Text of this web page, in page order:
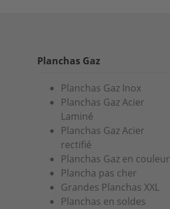
Planchas Gaz
Planchas Gaz Inox
Planchas Gaz Acier
Laminé
Planchas Gaz Acier
rectifié
Planchas Gaz en couleur
Plancha pas cher
Grandes Planchas XXL
Planchas en soldes